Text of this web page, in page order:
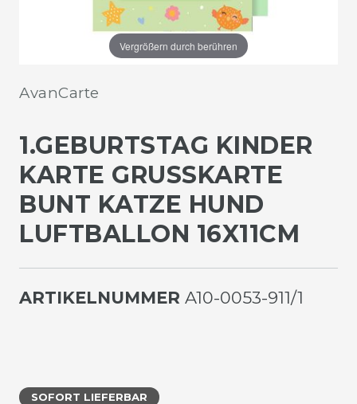
Vergrößern durch berühren
AvanCarte
1.GEBURTSTAG KINDER
KARTE GRUSSKARTE B
UNT KATZE HUND L
UFTBALLON 16X11CM
ARTIKELNUMMER A10-0053-911/1
SOFORT LIEFERBAR